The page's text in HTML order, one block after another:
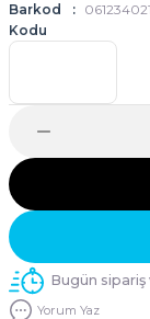
Barkod
Kodu
Bugün
Yorum Yaz